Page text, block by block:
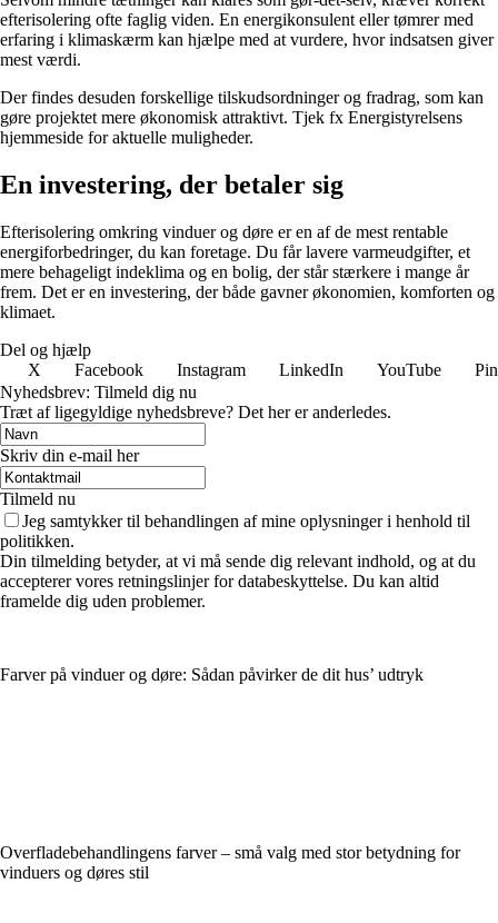
efterisolering ofte faglig viden. En energikonsulent eller tømrer med
erfaring i klimaskærm kan hjælpe med at vurdere, hvor indsatsen giver
mest værdi.
Der findes desuden forskellige tilskudsordninger og fradrag, som kan
gøre projektet mere økonomisk attraktivt. Tjek fx Energistyrelsens
hjemmeside for aktuelle muligheder.
En investering, der betaler sig
Efterisolering omkring vinduer og døre er en af de mest rentable
energiforbedringer, du kan foretage. Du får lavere varmeudgifter, et
mere behageligt indeklima og en bolig, der står stærkere i mange år
frem. Det er en investering, der både gavner økonomien, komforten og
klimaet.
Del og hjælp
X
Facebook Instagram LinkedIn YouTube
Nyhedsbrev: Tilmeld dig nu
Træt af ligegyldige nyhedsbreve? Det her er anderledes.
Skriv din e-mail her
Tilmeld nu
Jeg samtykker til behandlingen af mine oplysninger i henhold til
politikken.
Din tilmelding betyder, at vi må sende dig relevant indhold, og at du
accepterer vores retningslinjer for databeskyttelse. Du kan altid
framelde dig uden problemer.
Farver på vinduer og døre: Sådan påvirker de dit hus’ udtryk
Overfladebehandlingens farver – små valg med stor betydning for
vinduers og døres stil